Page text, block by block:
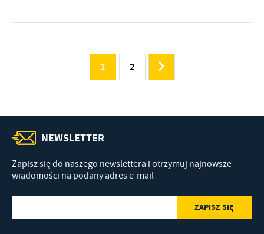
1 2
NEWSLETTER
Zapisz się do naszego newslettera i otrzymuj najnowsze
wiadomości na podany adres e-mail